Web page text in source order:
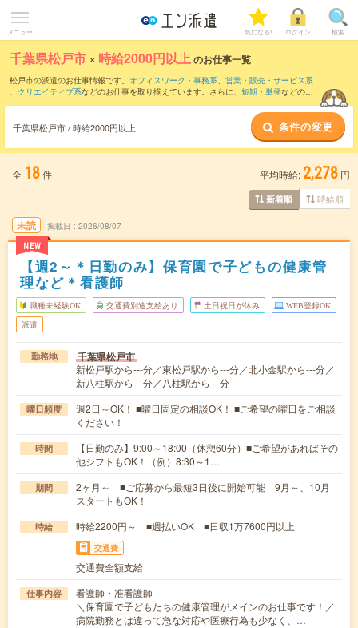
メニュー 気になる! ログイン 検索
千葉県松戸市 × 時給2000円以上のお仕事一覧
松戸市の派遣のお仕事情報です。 オフィスワーク・事務系、 営業・販売・サービス系
、 クリエイティブ系などのお仕事を取り揃えています。さらに、 短期 ・ 単発などの期
千葉県松戸市 / 時給2000円以上 条件の変更
全 18件 平均時給: 2,278 円
新着順 時給順
未読
NEW
掲載日 2026/08/07
【週2～＊日勤のみ】保育園で子どもの健康管
理など＊看護師
職種未経験OK 交通費別途支給あり 土日祝日が休み WEB登録OK
派遣
勤務地 千葉県松戸市
新松戸駅から---分／東松戸駅から---分／北小金駅から---分／
新八柱駅から---分／八柱駅から---分
曜日頻度
週2日～OK！ ■曜日固定の相談OK！ ■ご希望の曜日をご相談
ください！
時間
【日勤のみ】9:00～18:00（休憩60分）■ご希望があればその
他シフトもOK！（例）8:30～1…
期間
2ヶ月～ ■ご応募から最短3日後に開始可能 9月～、10月
スタートもOK！
時給 時給2200円～ ■週払いOK ■日収1万7600円以上
交通費
交通費全額支給
仕事内容
看護師・准看護師
＼保育園で子どもたちの健康管理がメインのお仕事です！／
病院勤務とは違って急な対応や医療行為も少なく、…